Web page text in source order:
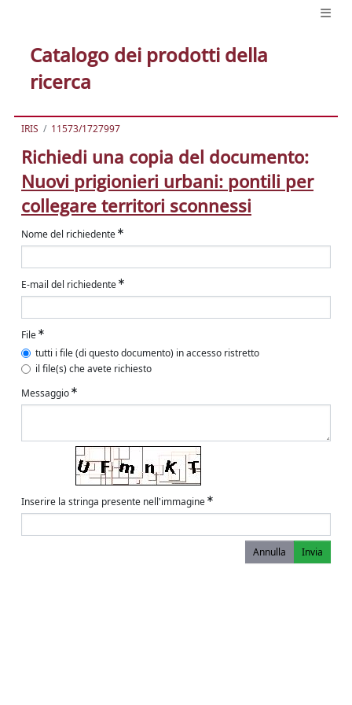
Catalogo dei prodotti della
ricerca
IRIS 11573/1727997
Richiedi una copia del documento:
Nuovi prigionieri urbani: pontili per
collegare territori sconnessi
Nome del richiedente
E-mail del richiedente
File
tutti i file (di questo documento) in accesso ristretto
il file(s) che avete richiesto
Messaggio
Inserire la stringa presente nell'immagine
Annulla Invia